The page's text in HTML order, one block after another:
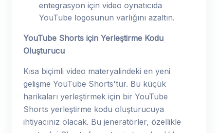
entegrasyon için video oynatıcıda
YouTube logosunun varlığını azaltın.
YouTube Shorts için Yerleştirme Kodu
Oluşturucu
Kısa biçimli video materyalindeki en yeni
gelişme YouTube Shorts'tur. Bu küçük
harikaları yerleştirmek için bir YouTube
Shorts yerleştirme kodu oluşturucuya
ihtiyacınız olacak. Bu jeneratörler, özellikle